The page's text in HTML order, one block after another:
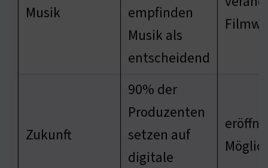
Musik
empfinden
Musik als
entscheidend
Zukunft
90% der
Produzenten
setzen auf
digitale